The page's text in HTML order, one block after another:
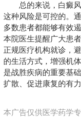
总的来说，白癜
这种风险是可控的。
多数患者都能够有效
本院医生提醒广大患
正规医疗机构就诊，
的生活方式，增强机
是战胜疾病的重要基
扩散、促进康复的有力
本广告仅供医学药学